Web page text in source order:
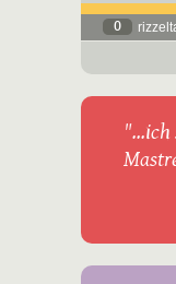
0
"...ich